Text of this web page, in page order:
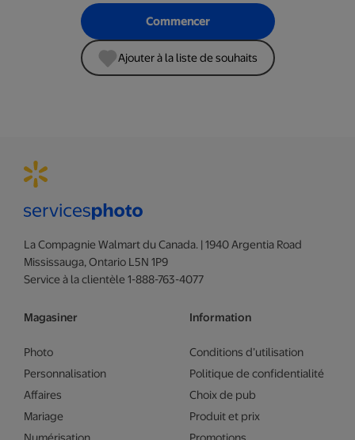
Commencer
Ajouter à la liste de souhaits
La Compagnie Walmart du Canada. | 1940 Argentia Road
Mississauga, Ontario L5N 1P9
Service à la clientèle 1-888-763-4077
Magasiner
Photo
Personnalisation
Affaires
Mariage
Information
Conditions d’utilisation
Politique de confidentialité
Choix de pub
Produit et prix